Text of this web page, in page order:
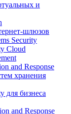
и
шлюзов
Security
Cloud
and Response
хранения
для бизнеса
and Response